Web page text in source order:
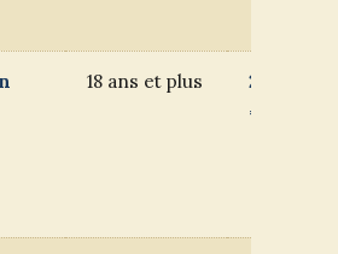
18 ans et plus
220 à 250
€